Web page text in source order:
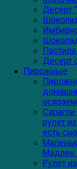
Десерт
Десерт
Пирожные
рулет
есть
Мадлен
Рулет